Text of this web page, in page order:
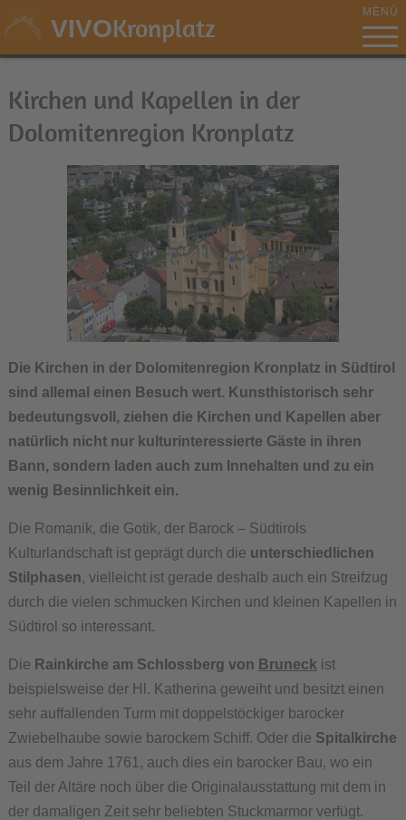
VIVOKronplatz MENÜ
Kirchen und Kapellen in der
Dolomitenregion Kronplatz
Die Kirchen in der Dolomitenregion Kronplatz in Südtirol
sind allemal einen Besuch wert. Kunsthistorisch sehr
bedeutungsvoll, ziehen die Kirchen und Kapellen aber
natürlich nicht nur kulturinteressierte Gäste in ihren
Bann, sondern laden auch zum Innehalten und zu ein
wenig Besinnlichkeit ein.
Die Romanik, die Gotik, der Barock – Südtirols
Kulturlandschaft ist geprägt durch die unterschiedlichen
Stilphasen, vielleicht ist gerade deshalb auch ein Streifzug
durch die vielen schmucken Kirchen und kleinen Kapellen in
Südtirol so interessant.
Die Rainkirche am Schlossberg von Bruneck ist
beispielsweise der Hl. Katherina geweiht und besitzt einen
sehr auffallenden Turm mit doppelstöckiger barocker
Zwiebelhaube sowie barockem Schiff. Oder die Spitalkirche
aus dem Jahre 1761, auch dies ein barocker Bau, wo ein
Teil der Altäre noch über die Originalausstattung mit dem in
der damaligen Zeit sehr beliebten Stuckmarmor verfügt.